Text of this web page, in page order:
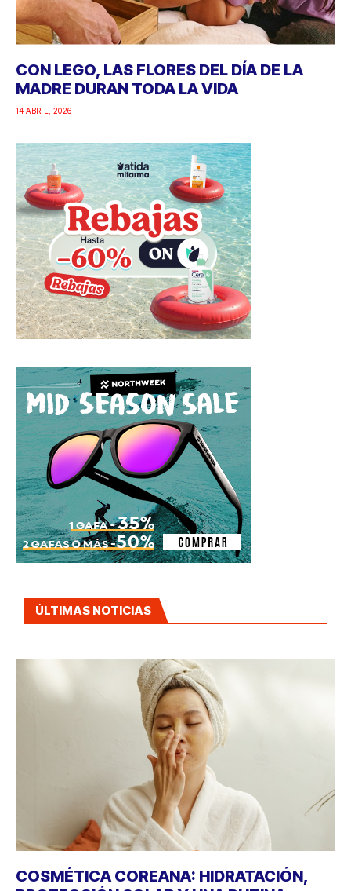
CON LEGO, LAS FLORES DEL DÍA DE LA
MADRE DURAN TODA LA VIDA
14 ABRIL, 2026
ÚLTIMAS NOTICIAS
COSMÉTICA COREANA: HIDRATACIÓN,